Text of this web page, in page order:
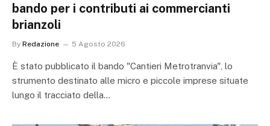
bando per i contributi ai commercianti
brianzoli
By Redazione 5 Agosto 2026
È stato pubblicato il bando "Cantieri Metrotranvia", lo
strumento destinato alle micro e piccole imprese situate
lungo il tracciato della…